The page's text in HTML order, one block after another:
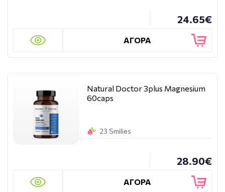
24.65€
ΑΓΟΡΑ
Natural Doctor 3plus Magnesium
60caps
23 Smilies
28.90€
ΑΓΟΡΑ